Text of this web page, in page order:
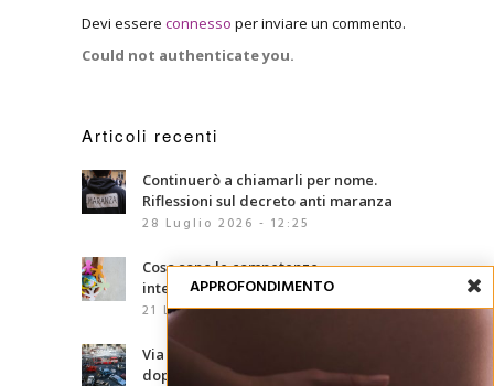
Devi essere connesso per inviare un commento.
Could not authenticate you.
Articoli recenti
Continuerò a chiamarli per nome.
Riflessioni sul decreto anti maranza
28 Luglio 2026 - 12:25
Cosa sono le competenze
interculturali?
21 Luglio 2026 - 07:00
Via d’Amelio, trentaquattro anni
dopo: le mafie che abbiamo davanti
APPROFONDIMENTO